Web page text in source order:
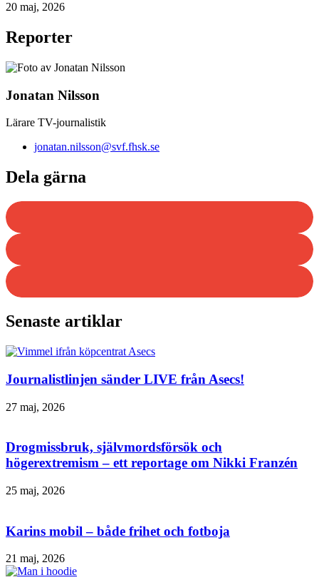
20 maj, 2026
Reporter
Jonatan Nilsson
Lärare TV-journalistik
jonatan.nilsson@svf.fhsk.se
Dela gärna
Senaste artiklar
Journalistlinjen sänder LIVE från Asecs!
27 maj, 2026
Drogmissbruk, självmordsförsök och
högerextremism – ett reportage om Nikki Franzén
25 maj, 2026
Karins mobil – både frihet och fotboja
21 maj, 2026